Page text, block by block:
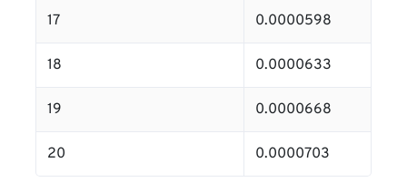
17 0.0000598
18 0.0000633
19 0.0000668
20 0.0000703